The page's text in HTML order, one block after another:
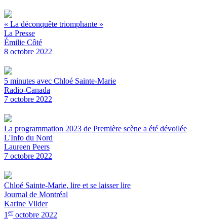
« La déconquête triomphante »
La Presse
Émilie Côté
8 octobre 2022
5 minutes avec Chloé Sainte-Marie
Radio-Canada
7 octobre 2022
La programmation 2023 de Première scène a été dévoilée
L'Info du Nord
Laureen Peers
7 octobre 2022
Chloé Sainte-Marie, lire et se laisser lire
Journal de Montréal
Karine Vilder
1eroctobre 2022